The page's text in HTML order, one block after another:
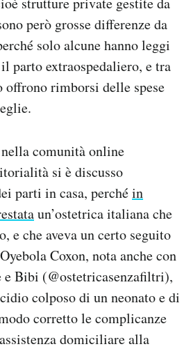
però grosse differenze da
solo alcune hanno leggi
parto extraospedaliero, e tra
offrono rimborsi delle spese
comunità online
si è discusso
parti in casa, perchéin
un’ostetrica italiana che
e che aveva un certo seguito
Coxon, nota anche con
Bibi (@ostetricasenzafiltri),
colposo di un neonato e di
corretto le complicanze
domiciliare alla